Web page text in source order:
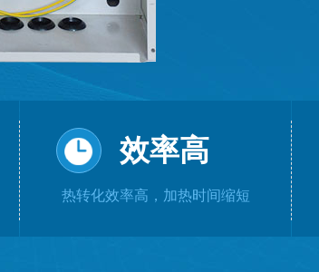
效率高
热转化效率高，加热时间缩短